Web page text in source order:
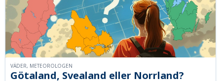
Götaland, Svealand eller Norrland?
VÄDER, METEOROLOGEN